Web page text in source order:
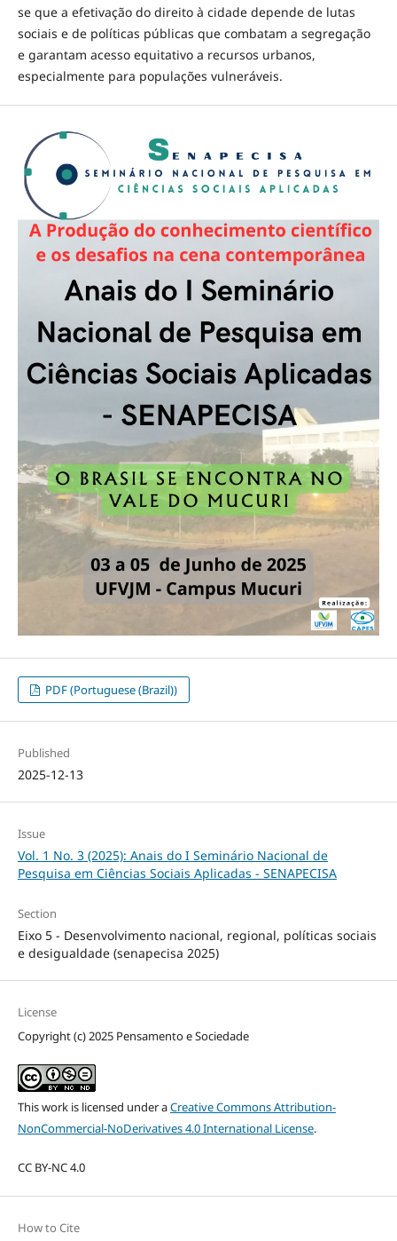
se que a efetivação do direito à cidade depende de lutas
sociais e de políticas públicas que combatam a segregação
e garantam acesso equitativo a recursos urbanos,
especialmente para populações vulneráveis.
PDF (Portuguese (Brazil))
Published
2025-12-13
Issue
Vol. 1 No. 3 (2025): Anais do I Seminário Nacional de
Pesquisa em Ciências Sociais Aplicadas - SENAPECISA
Section
Eixo 5 - Desenvolvimento nacional, regional, políticas sociais
e desigualdade (senapecisa 2025)
License
Copyright (c) 2025 Pensamento e Sociedade
This work is licensed under aCreative Commons Attribution-
NonCommercial-NoDerivatives 4.0 International License.
CC BY-NC 4.0
How to Cite